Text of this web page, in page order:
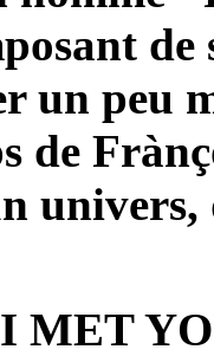
de
un peu
de
MET